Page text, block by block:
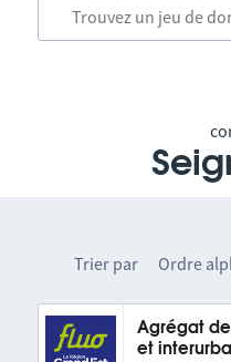
Trier par Ordre
Agrégat
et